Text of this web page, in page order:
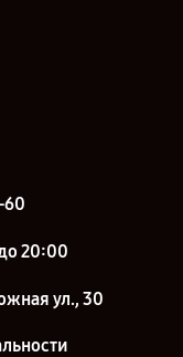
60
20:00
ул., 30